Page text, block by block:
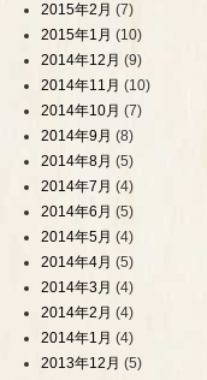
2015年2月 (7)
2015年1月 (10)
2014年12月 (9)
2014年11月 (10)
2014年10月 (7)
2014年9月 (8)
2014年8月 (5)
2014年7月 (4)
2014年6月 (5)
2014年5月 (4)
2014年4月 (5)
2014年3月 (4)
2014年2月 (4)
2014年1月 (4)
2013年12月 (5)